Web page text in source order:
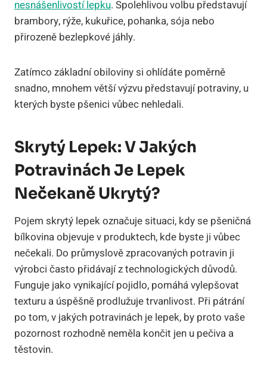
nesnášenlivostí lepku. Spolehlivou volbu představují
brambory, rýže, kukuřice, pohanka, sója nebo
přirozeně bezlepkové jáhly.
Zatímco základní obiloviny si ohlídáte poměrně
snadno, mnohem větší výzvu představují potraviny, u
kterých byste pšenici vůbec nehledali.
Skrytý Lepek: V Jakých
Potravinách Je Lepek
Nečekaně Ukrytý?
Pojem skrytý lepek označuje situaci, kdy se pšeničná
bílkovina objevuje v produktech, kde byste ji vůbec
nečekali. Do průmyslově zpracovaných potravin ji
výrobci často přidávají z technologických důvodů.
Funguje jako vynikající pojidlo, pomáhá vylepšovat
texturu a úspěšně prodlužuje trvanlivost. Při pátrání
po tom, v jakých potravinách je lepek, by proto vaše
pozornost rozhodně neměla končit jen u pečiva a
těstovin.